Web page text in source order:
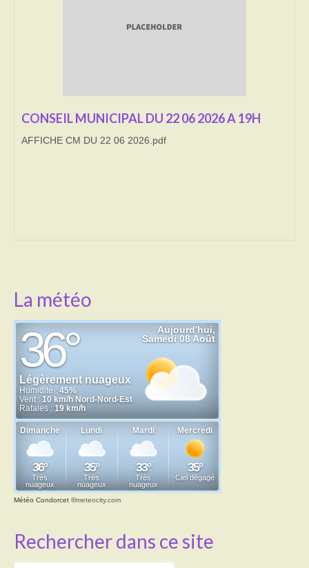
Correspondants de presse
LE BRULAGE DES VEGETAUX
CONSEIL MUNICIPAL DU 22 06 2026 A 19H
AFFICHE CM DU 22 06 2026.pdf
La météo
Météo Condorcet ©meteocity.com
Rechercher dans ce site